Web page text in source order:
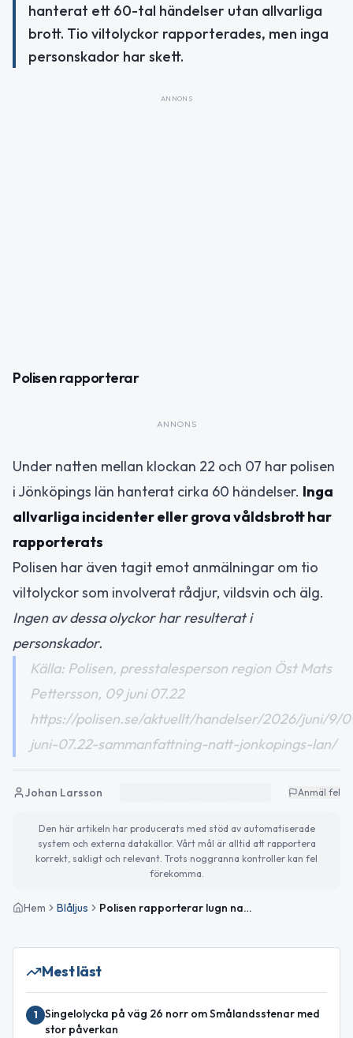
hanterat ett 60-tal händelser utan allvarliga
brott. Tio viltolyckor rapporterades, men inga
personskador har skett.
ANNONS
Polisen rapporterar
ANNONS
Under natten mellan klockan 22 och 07 har polisen
i Jönköpings län hanterat cirka 60 händelser. Inga
allvarliga incidenter eller grova våldsbrott har
rapporterats
Polisen har även tagit emot anmälningar om tio
viltolyckor som involverat rådjur, vildsvin och älg.
Ingen av dessa olyckor har resulterat i
personskador.
Källa: Polisen, presstalesperson region Öst Mats
Pettersson, 09 juni 07.22
https://polisen.se/aktuellt/handelser/2026/juni/9/
juni-07.22-sammanfattning-natt-jonkopings-lan/
Johan Larsson Anmäl fel
Den här artikeln har producerats med stöd av automatiserade
system och externa datakällor. Vårt mål är alltid att rapportera
korrekt, sakligt och relevant. Trots noggranna kontroller kan fel
förekomma.
Hem Blåljus Polisen rapporterar lugn natt i Jönköpings län – inga allvarliga brott
Mest läst
1
Singelolycka på väg 26 norr om Smålandsstenar med
stor påverkan